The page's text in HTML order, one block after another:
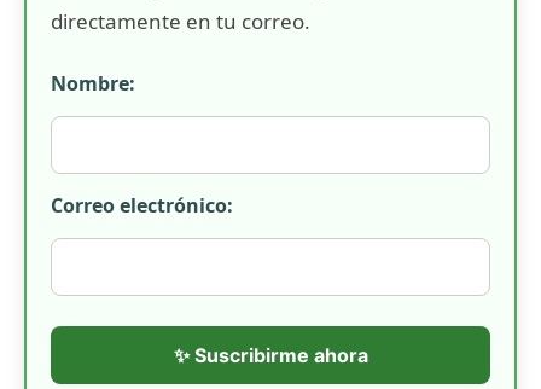
directamente en tu correo.
Nombre:
Correo electrónico:
✨ Suscribirme ahora